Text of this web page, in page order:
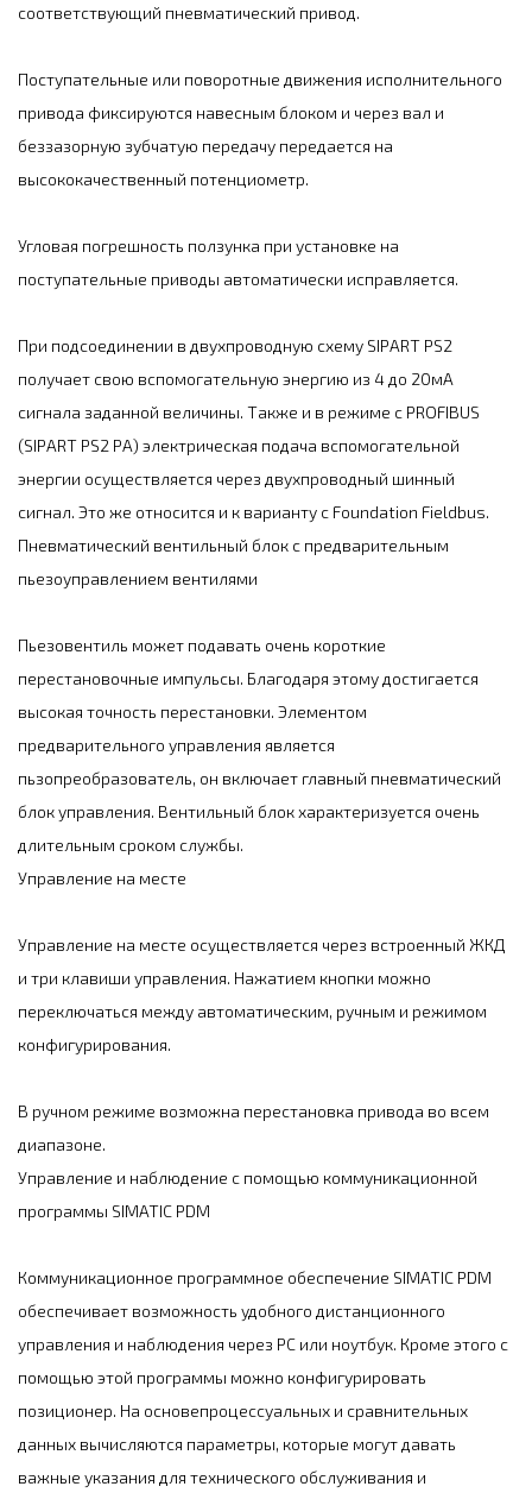
соответствующий пневматический привод.
Поступательные или поворотные движения исполнительного
привода фиксируются навесным блоком и через вал и
беззазорную зубчатую передачу передается на
высококачественный потенциометр.
Угловая погрешность ползунка при установке на
поступательные приводы автоматически исправляется.
При подсоединении в двухпроводную схему SIPART PS2
получает свою вспомогательную энергию из 4 до 20мА
сигнала заданной величины. Также и в режиме с PROFIBUS
(SIPART PS2 PA) электрическая подача вспомогательной
энергии осуществляется через двухпроводный шинный
сигнал. Это же относится и к варианту с Foundation Fieldbus.
Пневматический вентильный блок с предварительным
пьезоуправлением вентилями
Пьезовентиль может подавать очень короткие
перестановочные импульсы. Благодаря этому достигается
высокая точность перестановки. Элементом
предварительного управления является
пьзопреобразователь, он включает главный пневматический
блок управления. Вентильный блок характеризуется очень
длительным сроком службы.
Управление на месте
Управление на месте осуществляется через встроенный ЖКД
и три клавиши управления. Нажатием кнопки можно
переключаться между автоматическим, ручным и режимом
конфигурирования.
В ручном режиме возможна перестановка привода во всем
диапазоне.
Управление и наблюдение с помощью коммуникационной
программы SIMATIC PDM
Коммуникационное программное обеспечение SIMATIC PDM
обеспечивает возможность удобного дистанционного
управления и наблюдения через РС или ноутбук. Кроме этого с
помощью этой программы можно конфигурировать
позиционер. На основепроцессуальных и сравнительных
данных вычисляются параметры, которые могут давать
важные указания для технического обслуживания и